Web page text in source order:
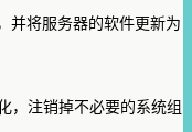
并将服务器的软件更新为
注销掉不必要的系统组